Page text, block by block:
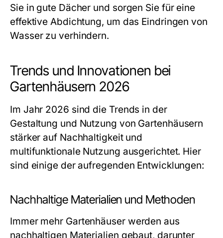
Sie in gute Dächer und sorgen Sie für eine
effektive Abdichtung, um das Eindringen von
Wasser zu verhindern.
Trends und Innovationen bei
Gartenhäusern 2026
Im Jahr 2026 sind die Trends in der
Gestaltung und Nutzung von Gartenhäusern
stärker auf Nachhaltigkeit und
multifunktionale Nutzung ausgerichtet. Hier
sind einige der aufregenden Entwicklungen:
Nachhaltige Materialien und Methoden
Immer mehr Gartenhäuser werden aus
nachhaltigen Materialien gebaut, darunter